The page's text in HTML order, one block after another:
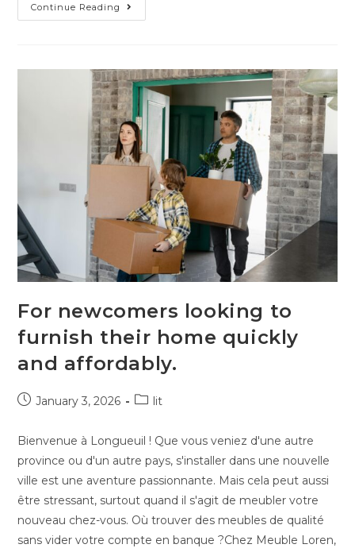
Continue Reading
For newcomers looking to
furnish their home quickly
and affordably.
January 3, 2026 lit
Bienvenue à Longueuil ! Que vous veniez d'une autre
province ou d'un autre pays, s'installer dans une nouvelle
ville est une aventure passionnante. Mais cela peut aussi
être stressant, surtout quand il s'agit de meubler votre
nouveau chez-vous. Où trouver des meubles de qualité
sans vider votre compte en banque ?Chez Meuble Loren,